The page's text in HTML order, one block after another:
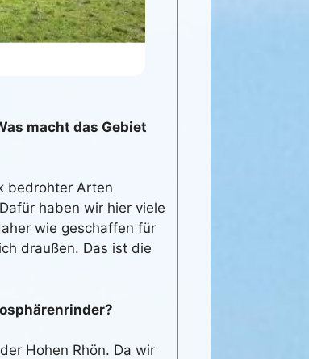
macht das Gebiet
bedrohter Arten
haben wir hier viele
wie geschaffen für
draußen. Das ist die
Hohen Rhön. Da wir